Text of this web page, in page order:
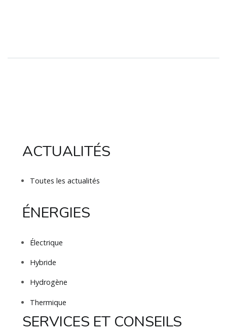
ACTUALITÉS
Toutes les actualités
ÉNERGIES
Électrique
Hybride
Hydrogène
Thermique
SERVICES ET CONSEILS